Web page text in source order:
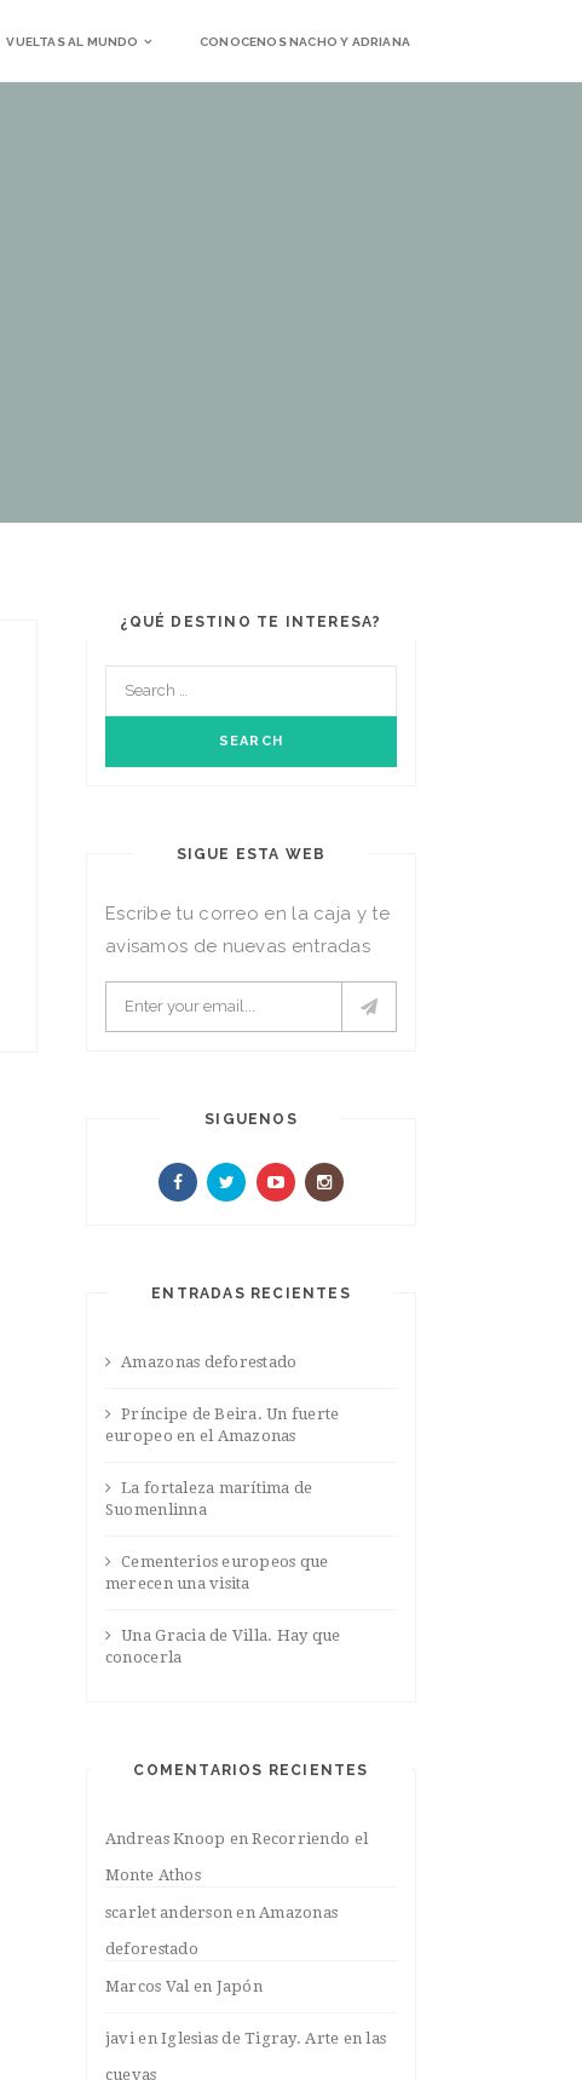
VUELTAS AL MUNDO CONOCENOS NACHO Y ADRIANA
¿QUÉ DESTINO TE INTERESA?
SIGUE ESTA WEB
Escribe tu correo en la caja y te
avisamos de nuevas entradas
SIGUENOS
ENTRADAS RECIENTES
Amazonas deforestado
Príncipe de Beira. Un fuerte
europeo en el Amazonas
La fortaleza marítima de
Suomenlinna
Cementerios europeos que
merecen una visita
Una Gracia de Villa. Hay que
conocerla
COMENTARIOS RECIENTES
Andreas Knoop enRecorriendo el
Monte Athos
scarlet anderson enAmazonas
deforestado
Marcos Valen Japón
javienIglesias de Tigray. Arte en las
cuevas